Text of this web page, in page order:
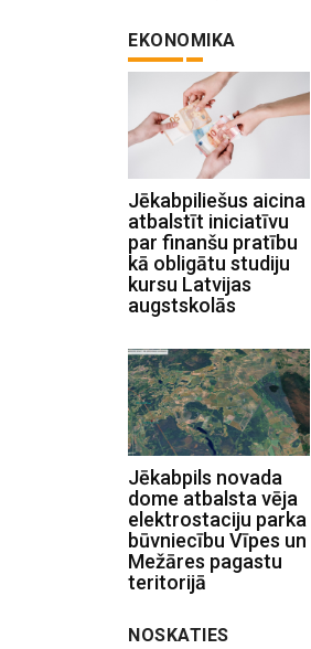
EKONOMIKA
Jēkabpiliešus aicina
atbalstīt iniciatīvu
par finanšu pratību
kā obligātu studiju
kursu Latvijas
augstskolās
Jēkabpils novada
dome atbalsta vēja
elektrostaciju parka
būvniecību Vīpes un
Mežāres pagastu
teritorijā
NOSKATIES